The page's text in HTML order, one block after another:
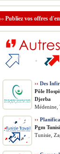
›› Publiez vos offres
›› Des
Pôle
Djerba
Médenine,
››
Pgm
Tunisie,